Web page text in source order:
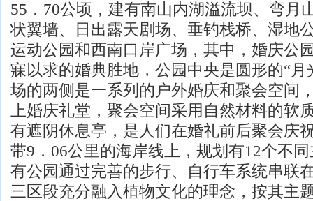
55．70公顷，建有南山内湖溢流坝、弯月
状翼墙、日出露天剧场、垂钓栈桥、湿地
运动公园和西南口岸广场，其中，婚庆公
寐以求的婚典胜地，公园中央是圆形的“月
场的两侧是一系列的户外婚庆和聚会空间
上婚庆礼堂，聚会空间采用自然材料的软
有遮阴休息亭，是人们在婚礼前后聚会庆
带9．06公里的海岸线上，规划有12个不
有公园通过完善的步行、自行车系统串联
三区段充分融入植物文化的理念，按其主